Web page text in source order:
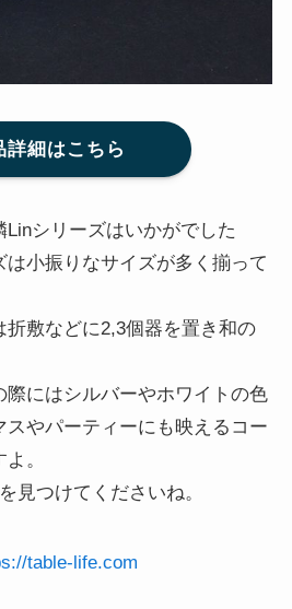
詳細はこちら
シリーズはいかがでした
小振りなサイズが多く揃って
折敷などに2,3個器を置き和の
にはシルバーやホワイトの色
スやパーティーにも映えるコー
。
見つけてくださいね。
table-life.com